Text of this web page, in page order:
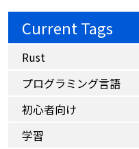
Current Tags
Rust
プログラミング言語
初心者向け
学習